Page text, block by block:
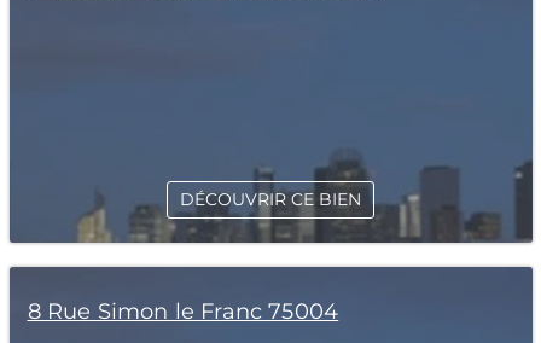
DÉCOUVRIR CE BIEN
8 Rue Simon le Franc 75004